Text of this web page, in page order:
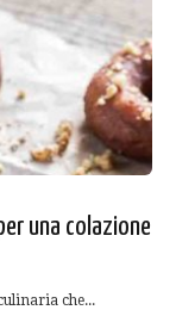
una colazione
che...